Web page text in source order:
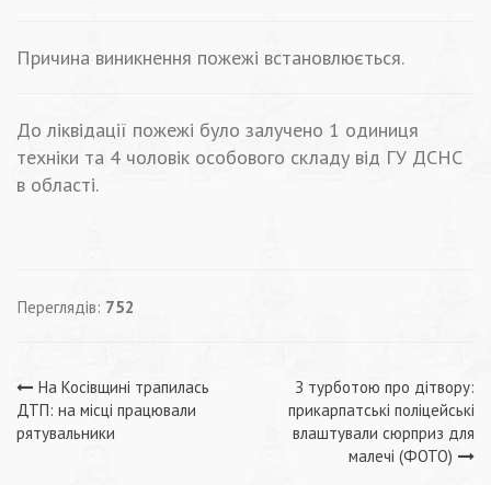
Причина виникнення пожежі встановлюється.
До ліквідації пожежі було залучено 1 одиниця
техніки та 4 чоловік особового складу від ГУ ДСНС
в області.
Переглядів: 752
Навігація
записів
На Косівщині трапилась
ДТП: на місці працювали
рятувальники
З турботою про дітвору:
прикарпатські поліцейські
влаштували сюрприз для
малечі (ФОТО)